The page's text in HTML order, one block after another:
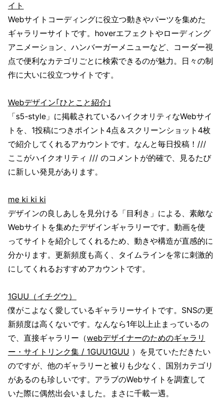
イト
Webサイトコーディングに役立つ動きやパーツを集めた
ギャラリーサイトです。hoverエフェクトやローディング
アニメーション、ハンバーガーメニューなど、コーダー視
点で便利なカテゴリごとに検索できるのが魅力。日々の制
作に大いに役立つサイトです。
Webデザイン｢ひとこと紹介｣
「s5-style」に掲載されているハイクオリティなWebサイ
トを、1投稿につきポイント4点＆スクリーンショット4枚
で紹介してくれるアカウントです。なんと毎日投稿！///
ここがハイクオリティ /// のコメントが的確で、見るたび
に新しい発見があります。
me ki ki ki
デザインの良しあしを見分ける「目利き」による、素敵な
Webサイトを集めたデザインギャラリーです。動画を使
ってサイトを紹介してくれるため、動きや構造が直感的に
分かります。更新頻度も高く、タイムラインを常に刺激的
にしてくれるおすすめアカウントです。
1GUU（イチグウ）
僕がこよなく愛しているギャラリーサイトです。SNSの更
新頻度は高くないです。なんなら1年以上止まっているの
で、直接ギャラリー（webデザイナーのためのギャラリ
ー・サイトリンク集 / 1GUU1GUU ）を見ていただきたい
のですが、他のギャラリーと被りも少なく、国別カテゴリ
があるのも珍しいです。アラブのWebサイトを調査して
いた際に偶然出会いました。まさに千載一遇。